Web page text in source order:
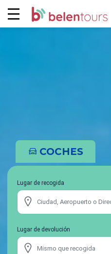
COCHES
Lugar de recogida
Lugar de devolución